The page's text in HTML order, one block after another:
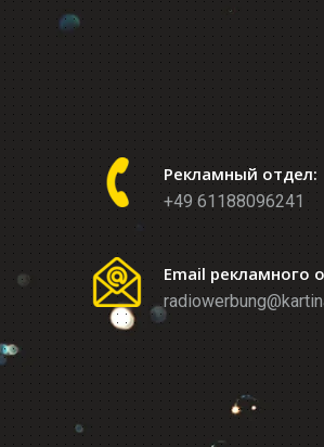
Рекламный отдел:
+49 61188096241
Email рекламного